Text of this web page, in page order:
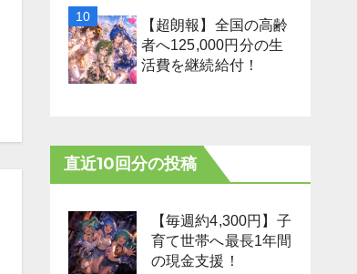
【超朗報】全国の高齢
者へ125,000円分の生
活費を継続給付！
直近10回分の投稿
【毎週約4,300円】子
育て世帯へ最長1年間
の現金支援！